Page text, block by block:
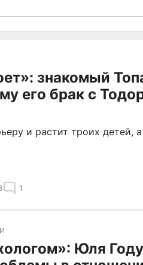
знакомый
его брак с
и растит троих детей,
1
Юля